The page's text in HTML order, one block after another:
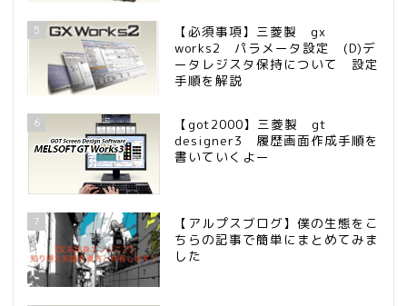
5
【必須事項】三菱製 gx
works2 パラメータ設定 (D)デ
ータレジスタ保持について 設定
手順を解説
6
【got2000】三菱製 gt
designer3 履歴画面作成手順を
書いていくよー
7
【アルプスブログ】僕の生態をこ
ちらの記事で簡単にまとめてみま
した